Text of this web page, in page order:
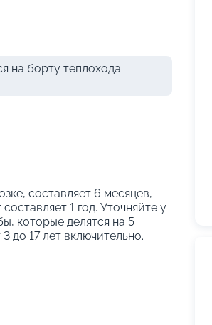
на борту теплохода
составляет 6 месяцев,
1 год. Уточняйте у
которые делятся на 5
до 17 лет включительно.